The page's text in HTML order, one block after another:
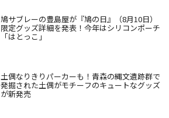
鳩サブレーの豊島屋が『鳩の日』（8月10日）
限定グッズ詳細を発表！今年はシリコンポーチ
「はとっこ」
土偶なりきりパーカーも！青森の縄文遺跡群で
発掘された土偶がモチーフのキュートなグッズ
が新発売